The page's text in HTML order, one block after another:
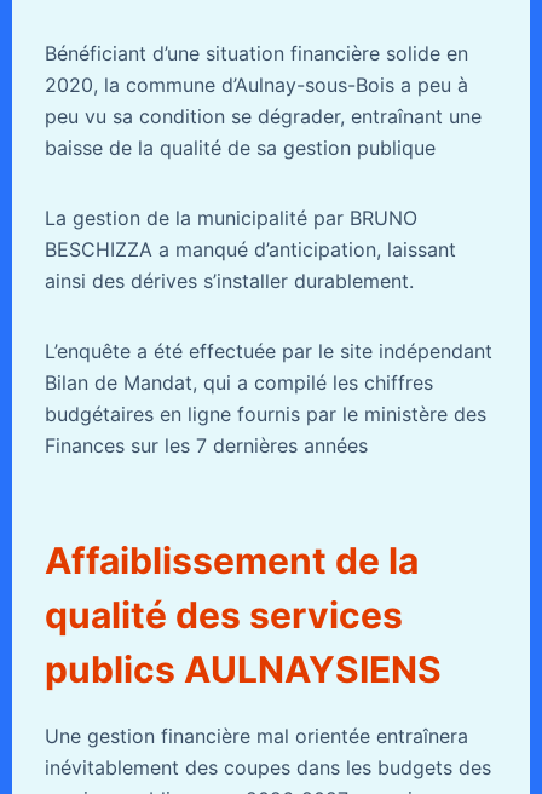
Bénéficiant d’une situation financière solide en
2020, la commune d’Aulnay-sous-Bois a peu à
peu vu sa condition se dégrader, entraînant une
baisse de la qualité de sa gestion publique
La gestion de la municipalité par BRUNO
BESCHIZZA a manqué d’anticipation, laissant
ainsi des dérives s’installer durablement.
L’enquête a été effectuée par le site indépendant
Bilan de Mandat, qui a compilé les chiffres
budgétaires en ligne fournis par le ministère des
Finances sur les 7 dernières années
Affaiblissement de la
qualité des services
publics AULNAYSIENS
Une gestion financière mal orientée entraînera
inévitablement des coupes dans les budgets des